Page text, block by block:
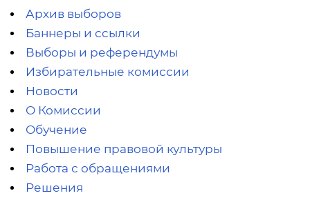
Архив выборов
Баннеры и ссылки
Выборы и референдумы
Избирательные комиссии
Новости
О Комиссии
Обучение
Повышение правовой культуры
Работа с обращениями
Решения